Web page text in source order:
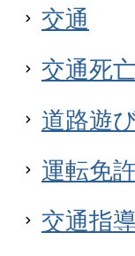
交通
交通死
道路遊
運転免
交通指